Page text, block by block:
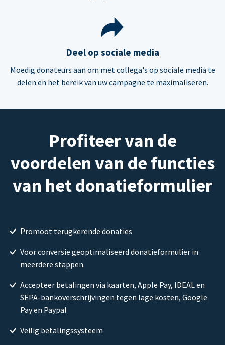
Deel op sociale media
Moedig donateurs aan om met collega's op sociale media te
delen en het bereik van uw campagne te maximaliseren.
Profiteer van de
voordelen van de functies
van het donatieformulier
Promoot terugkerende donaties
Voor conversie geoptimaliseerd donatieformulier in
meerdere stappen.
Accepteer betalingen via kaarten, Apple Pay, IDEAL en
SEPA-bankoverschrijvingen tegen lage kosten, Google
Pay en Paypal
Veilig betalingssysteem